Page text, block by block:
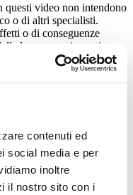
contenuti ed
social media e per
inoltre
il nostro sito con i
questi video non intendono
o di altri specialisti.
o di conseguenze
loro messa in pratica.
libero, con i kettlebell, con
si consiglia pertanto di
esercizi e metodologie
di attività fisica o